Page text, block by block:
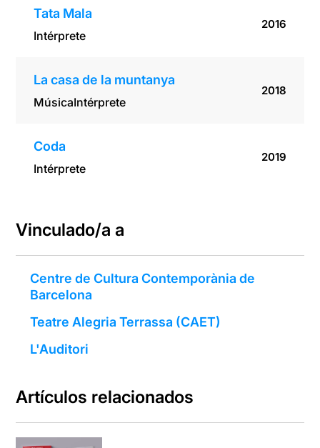
Tata Mala
Intérprete
2016
La casa de la muntanya
MúsicaIntérprete
2018
Coda
Intérprete
2019
Vinculado/a a
Centre de Cultura Contemporània de
Barcelona
Teatre Alegria Terrassa (CAET)
L'Auditori
Artículos relacionados